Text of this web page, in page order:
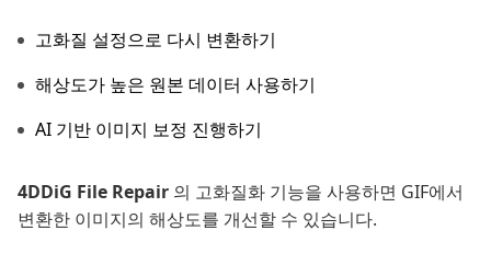
고화질 설정으로 다시 변환하기
해상도가 높은 원본 데이터 사용하기
AI 기반 이미지 보정 진행하기
4DDiG File Repair 의 고화질화 기능을 사용하면 GIF에서
변환한 이미지의 해상도를 개선할 수 있습니다.